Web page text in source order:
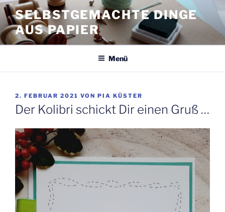
Zum
Inhalt
springen
SELBSTGEMACHTE DINGE
AUS PAPIER
Menü
VERÖFFENTLICHT
AM
2. FEBRUAR 2021 VON PIA KÜSTER
Der Kolibri schickt Dir einen Gruß …